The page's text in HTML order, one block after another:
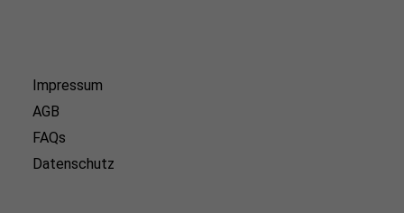
Impressum
AGB
FAQs
Datenschutz